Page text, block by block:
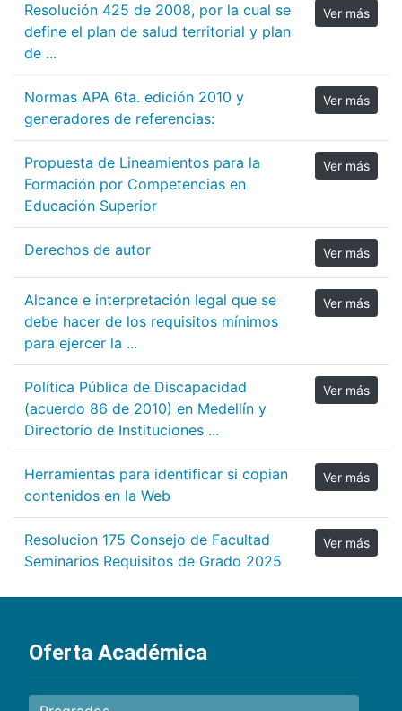
Resolución 425 de 2008, por la cual se
define el plan de salud territorial y plan
de ...
Ver más
Normas APA 6ta. edición 2010 y
generadores de referencias:
Ver más
Propuesta de Lineamientos para la
Formación por Competencias en
Educación Superior
Ver más
Derechos de autor Ver más
Alcance e interpretación legal que se
debe hacer de los requisitos mínimos
para ejercer la ...
Ver más
Política Pública de Discapacidad
(acuerdo 86 de 2010) en Medellín y
Directorio de Instituciones ...
Ver más
Herramientas para identificar si copian
contenidos en la Web
Ver más
Resolucion 175 Consejo de Facultad
Seminarios Requisitos de Grado 2025
Ver más
Oferta Académica